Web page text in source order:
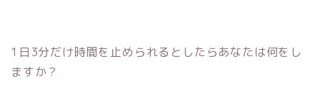
1日3分だけ時間を止められるとしたらあなたは何をし
ますか？